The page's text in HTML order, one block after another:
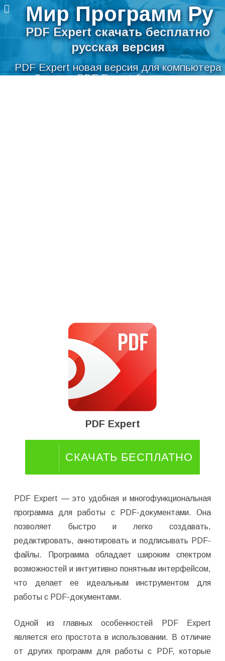
Мир Программ Ру
PDF Expert скачать бесплатно
русская версия
PDF Expert новая версия для компьютера
Скачать PDF Expert бесплатно на
PDF Expert
СКАЧАТЬ БЕСПЛАТНО
PDF Expert — это удобная и многофункциональная
программа для работы с PDF-документами. Она
позволяет быстро и легко создавать,
редактировать, аннотировать и подписывать PDF-
файлы. Программа обладает широким спектром
возможностей и интуитивно понятным интерфейсом,
что делает ее идеальным инструментом для
работы с PDF-документами.
Одной из главных особенностей PDF Expert
является его простота в использовании. В отличие
от других программ для работы с PDF, которые